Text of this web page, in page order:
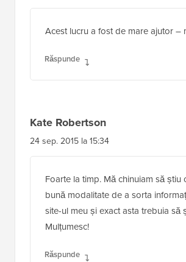
Acest lucru a fost de mare ajutor –
Răspunde
Kate Robertson
24 sep. 2015 la 15:34
Foarte la timp. Mă chinuiam să știu
bună modalitate de a sorta
site-ul meu și exact asta trebuia să
Mulțumesc!
Răspunde